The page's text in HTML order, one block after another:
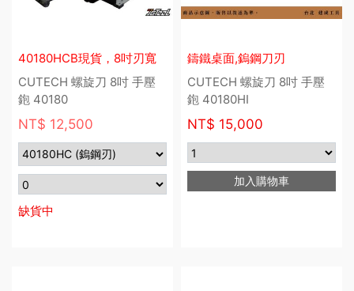
40180HCB現貨，8吋刃寬
CUTECH 螺旋刀 8吋 手壓
鉋 40180
NT$ 12,500
缺貨中
鑄鐵桌面,鎢鋼刀刃
CUTECH 螺旋刀 8吋 手壓
鉋 40180HI
NT$ 15,000
加入購物車